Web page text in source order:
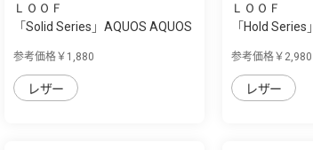
ＬＯＯＦ
「Solid Series」AQUOS AQUOS
参考価格￥1,880
レザー
ＬＯＯＦ
「Hold Series
参考価格￥2,980
レザー